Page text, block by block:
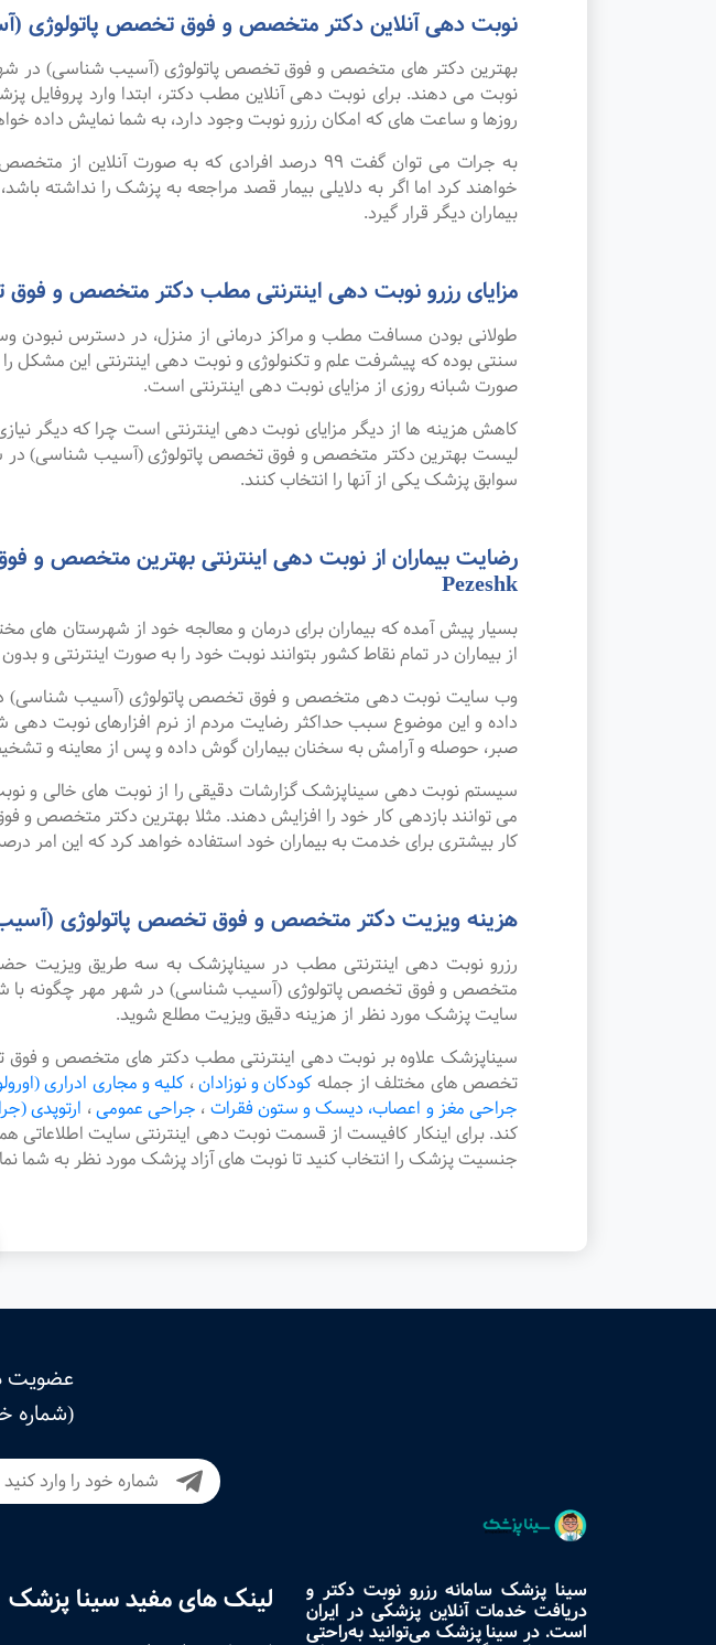
نوبت دهی آنلاین دکتر متخصص و فوق تخصص پاتولوژی
بهترین دکتر های متخصص و فوق تخصص پاتولوژی (آسیب شناسی) در شهر
نوبت می دهند. برای نوبت دهی آنلاین مطب دکتر، ابتدا وارد
روزها و ساعت های که امکان رزرو نوبت وجود دارد، به شما نمایش داده
به جرات می‌ توان گفت ۹۹ درصد افرادی که به
خواهند کرد اما اگر به دلایلی بیمار قصد مراجعه به پزشک را نداشته
بیماران دیگر قرار گیرد.
مزایای رزرو نوبت دهی اینترنتی مطب دکتر متخصص و
طولانی بودن مسافت مطب و مراکز درمانی از منزل، در دسترس نبودن
صورت شبانه روزی از مزایای نوبت دهی اینترنتی است.
کاهش هزینه ها از دیگر مزایای نوبت دهی اینترنتی است چرا که دیگر
لیست بهترین دکتر متخصص و فوق تخصص پاتولوژی (آسیب شناسی) در
سوابق پزشک یکی از آنها را انتخاب کنند.
Pezeshk
بسیار پیش آمده که بیماران برای درمان و معالجه خود از شهرستان
از بیماران در تمام نقاط کشور بتوانند نوبت خود را به صورت اینترنتی و
وب سایت نوبت دهی متخصص و فوق تخصص پاتولوژی (آسیب شناسی) در
داده و این موضوع سبب حداکثر رضایت مردم از نرم افزارهای
صبر، حوصله و آرامش به سخنان بیماران گوش داده و پس از معاینه و
سیستم نوبت دهی سیناپزشک گزارشات دقیقی را از نوبت های خالی و
می توانند بازدهی کار خود را افزایش دهند. مثلا بهترین دکتر متخصص
کار بیشتری برای خدمت به بیماران خود استفاده خواهد کرد که این امر
هزینه ویزیت دکتر متخصص و فوق تخصص پاتولوژی
رزرو نوبت دهی اینترنتی مطب در سیناپزشک به سه طریق ویزیت
متخصص و فوق تخصص پاتولوژی (آسیب شناسی) در شهر مهر چگونه با شما
سایت پزشک مورد نظر از هزینه دقیق ویزیت مطلع شوید.
سیناپزشک علاوه بر نوبت دهی اینترنتی مطب دکتر های متخصص و فوق
تخصص های مختلف از جمله کودکان و نوزادان، کلیه و مجاری ادراری
جراحی مغز و اعصاب، دیسک و ستون فقرات ، جراحی عمومی، ارتوپدی
کند. برای اینکار کافیست از قسمت نوبت دهی اینترنتی سایت
جنسیت پزشک را انتخاب کنید تا نوبت های آزاد پزشک مورد نظر به شما
عضویت
(شماره
سینا پزشک سامانه رزرو نوبت دکتر و
دریافت خدمات آنلاین پزشکی در ایران
است. در سینا پزشک می‌توانید به‌راحتی
لینک های مفید سینا پزشک